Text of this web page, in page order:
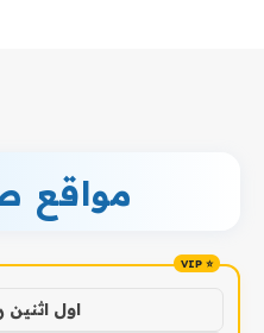
مواقع
اول اثنين